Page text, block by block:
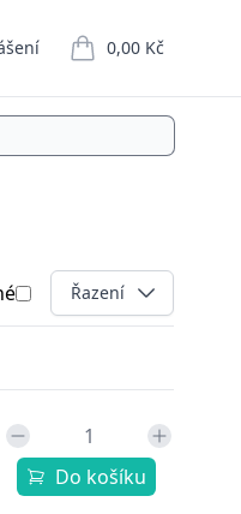
0,00 Kč
položek v košíku
Open options
Řazení
Do košíku